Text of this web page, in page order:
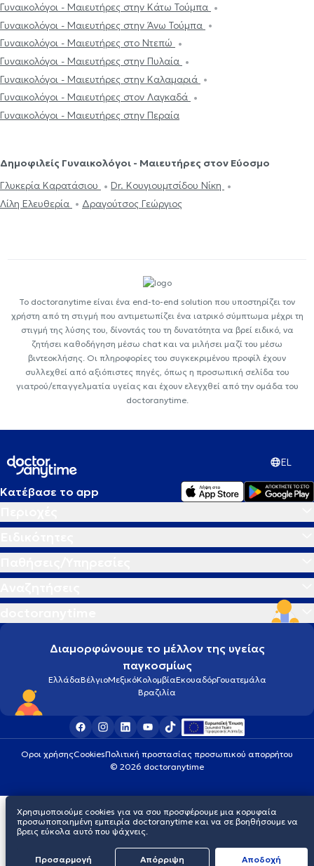
Γυναικολόγοι - Μαιευτήρες στην Κάτω Τούμπα
Γυναικολόγοι - Μαιευτήρες στην Άνω Τούμπα
Γυναικολόγοι - Μαιευτήρες στο Ντεπώ
Γυναικολόγοι - Μαιευτήρες στην Πυλαία
Γυναικολόγοι - Μαιευτήρες στην Καλαμαριά
Γυναικολόγοι - Μαιευτήρες στον Λαγκαδά
Γυναικολόγοι - Μαιευτήρες στην Περαία
Δημοφιλείς Γυναικολόγοι - Μαιευτήρες στον Εύοσμο
Γλυκερία Καρατάσιου
Dr. Κουγιουμτσίδου Νίκη
Λίλη Ελευθερία
Δραγούτσος Γεώργιος
Το doctoranytime είναι ένα end-to-end solution που υποστηρίζει τον
χρήστη από τη στιγμή που αντιμετωπίζει ένα ιατρικό σύμπτωμα μέχρι τη
στιγμή της λύσης του, δίνοντάς του τη δυνατότητα να βρεί ειδικό, να
ζητήσει καθοδήγηση μέσω chat και να μιλήσει μαζί του μέσω
βιντεοκλήσης. Οι πληροφορίες του συγκεκριμένου προφίλ έχουν
συλλεχθεί από αξιόπιστες πηγές, όπως η προσωπική σελίδα του
γιατρού/επαγγελματία υγείας και έχουν ελεγχθεί από την ομάδα του
doctoranytime.
EL
Κατέβασε το app
Διαμορφώνουμε το μέλλον της υγείας
παγκοσμίως
ΕλλάδαΒέλγιοΜεξικόΚολομβίαΕκουαδόρΓουατεμάλα
Βραζιλία
Οροι χρήσηςCookiesΠολιτική προστασίας προσωπικού απορρήτου
© 2026 doctoranytime
Χρησιμοποιούμε cookies για να σου προσφέρουμε μια κορυφαία
προσωποποιημένη εμπειρία doctoranytime και να σε βοηθήσουμε να
βρεις εύκολα αυτό που ψάχνεις.
Προσαρμογή Απόρριψη Aποδοχή